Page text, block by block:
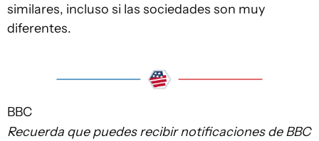
similares, incluso si las sociedades son muy
diferentes.
BBC
Recuerda quepuedes recibir notificaciones de BBC